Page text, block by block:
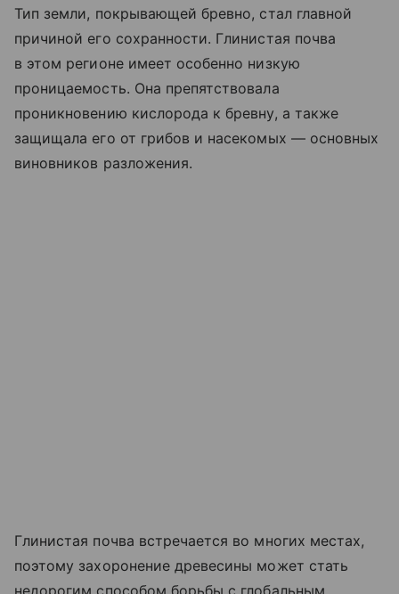
Тип земли, покрывающей бревно, стал главной
причиной его сохранности. Глинистая почва
в этом регионе имеет особенно низкую
проницаемость. Она препятствовала
проникновению кислорода к бревну, а также
защищала его от грибов и насекомых — основных
виновников разложения.
Глинистая почва встречается во многих местах,
поэтому захоронение древесины может стать
недорогим способом борьбы с глобальным